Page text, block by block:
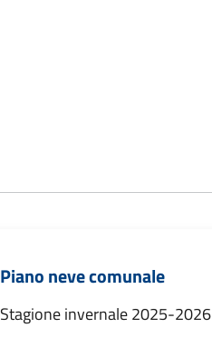
Piano neve comunale
Stagione invernale 2025-2026